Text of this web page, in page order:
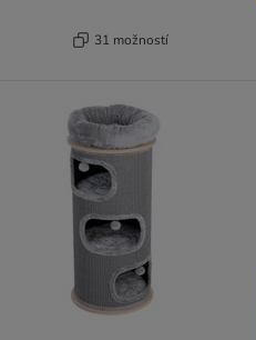
31 možností